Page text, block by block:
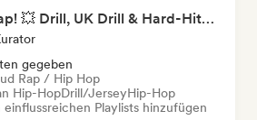
It's a Trap! 💥 Drill, UK Drill & Hard-Hitting Trap
gegeben
Rap / Hip Hop
Hip-HopDrill/JerseyHip-Hop
Playlists hinzufügen